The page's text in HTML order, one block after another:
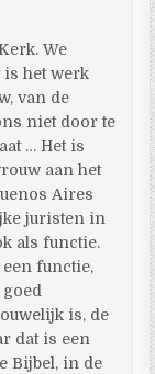
We
is het werk
van de
niet door te
… Het is
aan het
Aires
juristen in
als functie.
functie,
is, de
dat is een
Bijbel, in de